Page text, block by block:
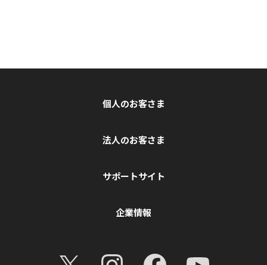
個人のお客さま
法人のお客さま
サポートサイト
企業情報